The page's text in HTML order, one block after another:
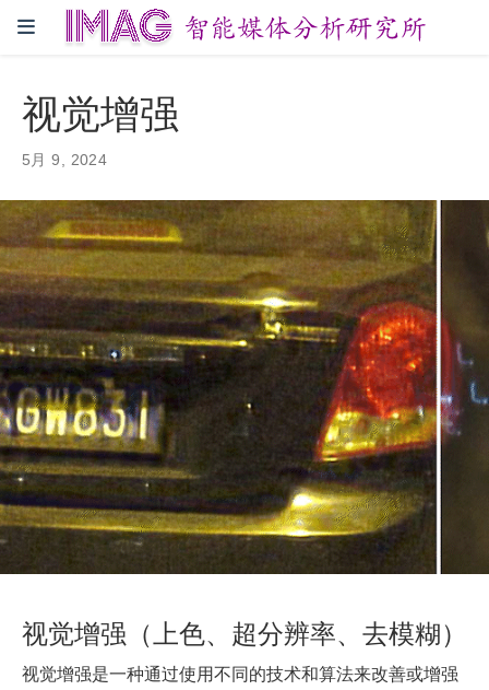
视觉增强
5月 9, 2024
视觉增强（上色、超分辨率、去模糊）
视觉增强是一种通过使用不同的技术和算法来改善或增强